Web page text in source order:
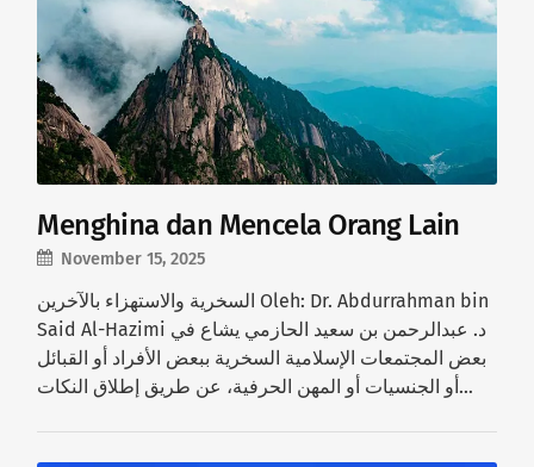
Menghina dan Mencela Orang Lain
November 15, 2025
السخرية والاستهزاء بالآخرين Oleh: Dr. Abdurrahman bin
Said Al-Hazimi د. عبدالرحمن بن سعيد الحازمي يشاع في
بعض المجتمعات الإسلامية السخرية ببعض الأفراد أو القبائل
أو الجنسيات أو المهن الحرفية، عن طريق إطلاق النكات…